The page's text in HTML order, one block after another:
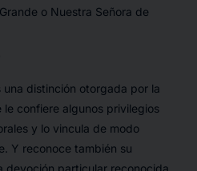
o Nuestra Señora de
una distinción otorgada por la
confiere algunos privilegios
y lo vincula de modo
Y reconoce también su
particular reconocida,